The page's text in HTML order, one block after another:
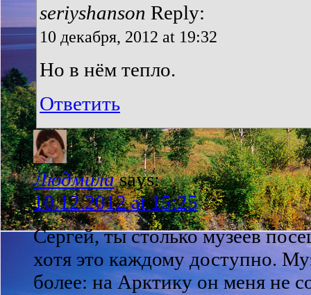
seriyshanson Reply:
10 декабря, 2012 at 19:32
Но в нём тепло.
Ответить
Людмила says:
10.12.2012 at 15:25
Сергей, ты столько музеев
хотя это каждому доступно.
более: на Арктику он меня не